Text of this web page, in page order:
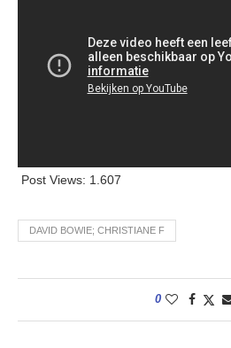
Post Views: 1.607
DAVID BOWIE; CHRISTIANE F
0